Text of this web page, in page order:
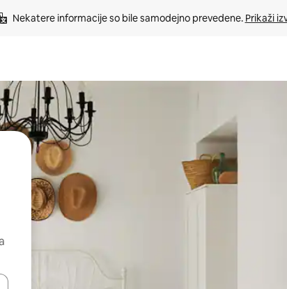
Nekatere informacije so bile samodejno prevedene. Prikaži